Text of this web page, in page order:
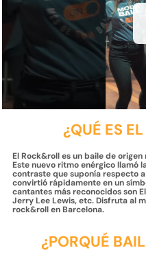
¿QUÉ ES
El Rock&roll es un baile de
Este nuevo ritmo enérgico llamó
contraste que suponía respecto
convirtió rápidamente en un
cantantes más reconocidos son
Jerry Lee Lewis, etc. Disfruta al
rock&roll en Barcelona.
¿PORQUÉ